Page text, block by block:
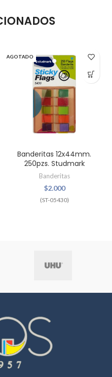
AGOTADO
Banderitas 12x44mm.
250pzs. Studmark
Banderitas
$2.000
(ST-05430)